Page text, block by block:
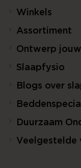
Winkels
Assortiment
Ontwerp
Slaapfysio
Blogs over
Duurzaam
Veelgestelde